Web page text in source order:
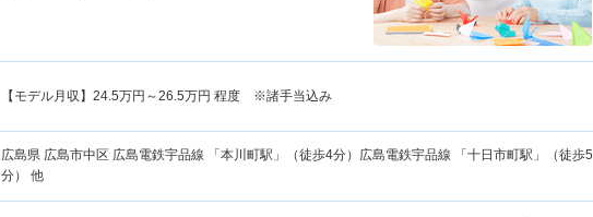
【モデル月収】 24.5万円～26.5万円 程度 ※諸手当込み
広島県 広島市中区 広島電鉄宇品線 「本川町駅」（徒歩4分）広島電鉄宇品線 「十日市町駅」（徒歩5
分） 他